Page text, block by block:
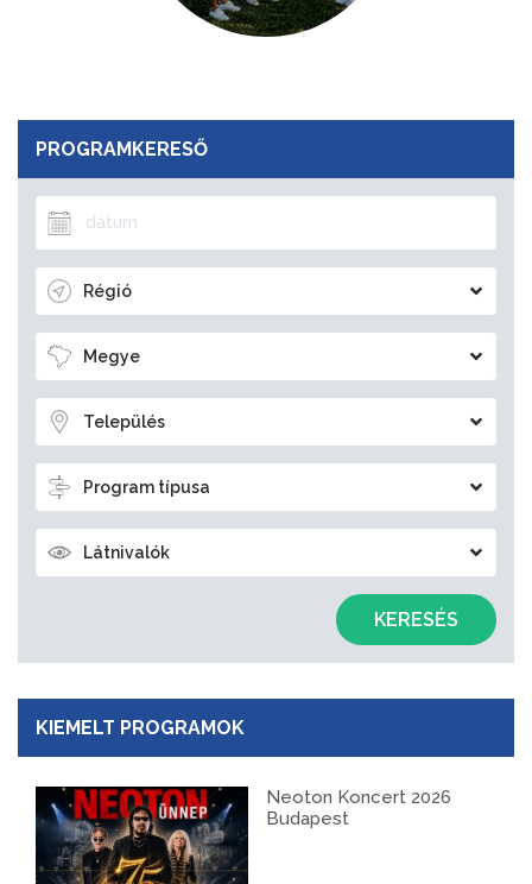
PROGRAMKERESŐ
Régió
Megye
Település
Program típusa
Látnivalók
KERESÉS
KIEMELT PROGRAMOK
Neoton Koncert 2026
Budapest